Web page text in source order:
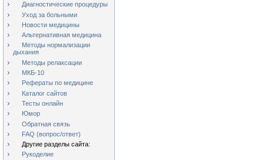
Диагностические процедуры
Уход за больными
Новости медицины
Альтернативная медицина
Методы нормализации
дыхания
Методы релаксации
МКБ-10
Рефераты по медицине
Каталог сайтов
Тесты онлайн
Юмор
Обратная связь
FAQ (вопрос/ответ)
Другие разделы сайта:
Рукоделие